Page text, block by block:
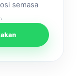
semasa